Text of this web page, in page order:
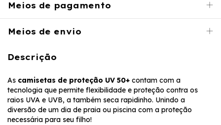
Meios de pagamento
Meios de envio
Descrição
As camisetas de proteção UV 50+ contam com a
tecnologia que permite flexibilidade e proteção contra os
raios UVA e UVB, a também seca rapidinho. Unindo a
diversão de um dia de praia ou piscina com a proteção
necessária para seu filho!